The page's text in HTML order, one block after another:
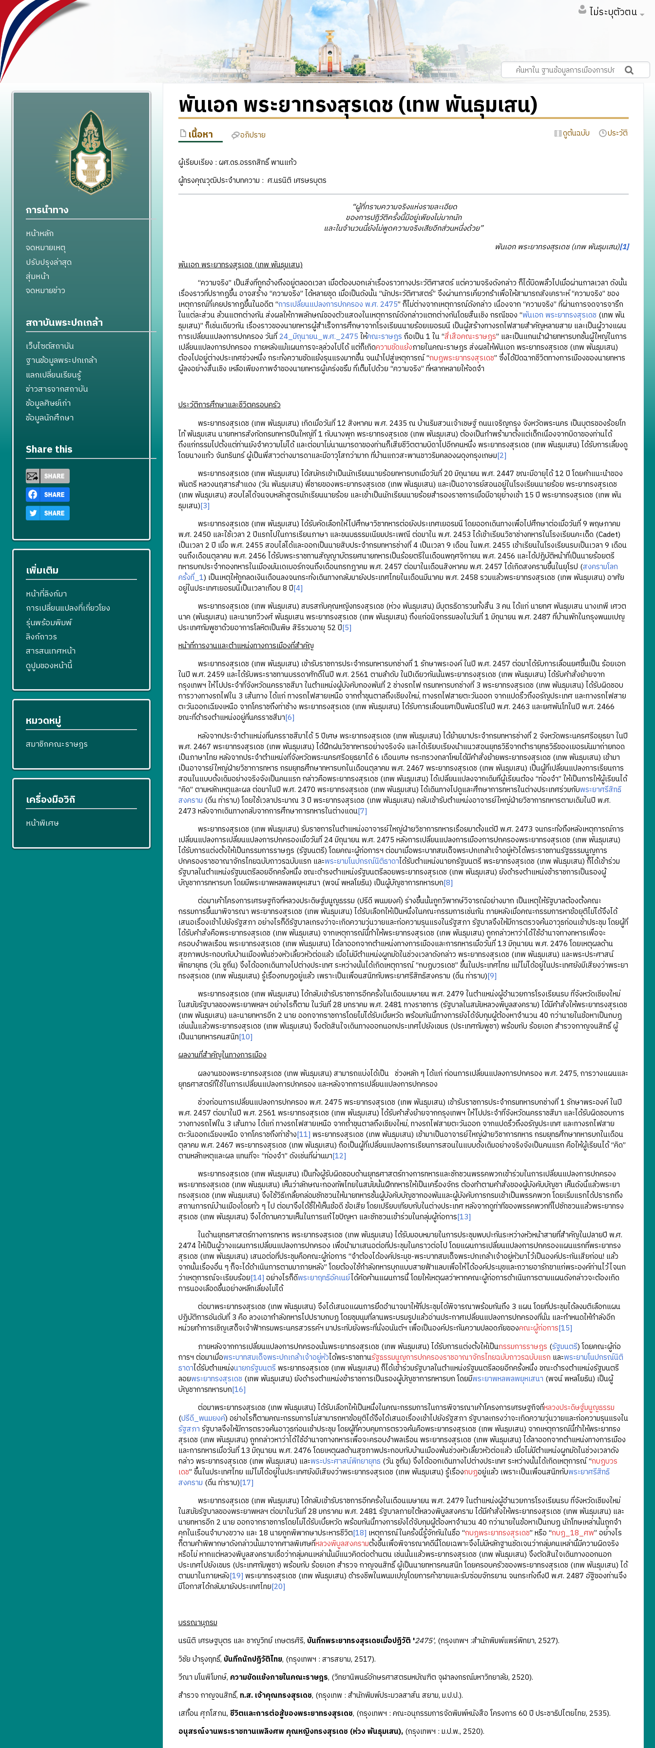
ไม่ระบุตัวตน
พันเอก พระยาทรงสุรเดช (เทพ พันธุมเสน)
เนื้อหา อภิปราย ดูต้นฉบับ ประวัติ
ผู้เรียบเรียง : ผศ.ดร.อรรถสิทธิ์ พานแก้ว
ผู้ทรงคุณวุฒิประจำบทความ : ศ.นรนิติ เศรษรบุตร
“ผู้ที่ทราบความจริงแห่งรายละเอียด
ของการปฏิวัติครั้งนี้มีอยู่เพียงไม่มากนัก
และในจำนวนนี้ยังไม่พูดความจริงเสียอีกส่วนหนึ่งด้วย”
พันเอก พระยาทรงสุรเดช (เทพ พันธุมเสน)[1]
พันเอก พระยาทรงสุรเดช (เทพ พันธุมเสน)
“ความจริง” เป็นสิ่งที่ถูกอ้างถึงอยู่ตลอดเวลา เมื่อต้องบอกเล่าเรื่องราวทางประวัติศาสตร์ แต่ความจริงดังกล่าว ก็ได้บิดพลิ้วไปเมื่อผ่านกาลเวลา ดังนั้น
เรื่องราวที่ปรากฏขึ้น อาจสร้าง “ความจริง” ได้หลายชุด เมื่อเป็นดังนั้น “นักประวัติศาสตร์” จึงผ่านการเคี่ยวกรำเพื่อให้สามารถสังเคราะห์ “ความจริง” ของ
เหตุการณ์ที่เคยปรากฏขึ้นในอดีต “การเปลี่ยนแปลงการปกครอง พ.ศ. 2475” ก็ไม่ต่างจากเหตุการณ์ดังกล่าว เนื่องจาก “ความจริง” ที่ผ่านการจดจารจารึก
ในแต่ละส่วน ล้วนแตกต่างกัน ส่งผลให้ภาพลักษณ์ของตัวแสดงในเหตุการณ์ดังกล่าวแตกต่างกันโดยสิ้นเชิง กรณีของ “พันเอก พระยาทรงสุรเดช (เทพ พัน
ธุมเสน)” ก็เช่นเดียวกัน เรื่องราวของนายทหารผู้สำเร็จการศึกษาจากโรงเรียนนายร้อยเยอรมนี เป็นผู้สร้างทางรถไฟสายสำคัญหลายสาย และเป็นผู้วางแผน
การเปลี่ยนแปลงการปกครอง วันที่ 24_มิถุนายน_พ.ศ._2475 ให้คณะราษฎร ถือเป็น 1 ใน “สี่เสือคณะราษฎร” และเป็นแกนนำฝ่ายทหารบกชั้นผู้ใหญ่ในการ
เปลี่ยนแปลงการปกครอง ภายหลังแม้แผนการจะลุล่วงไปได้ แต่ก็เกิดความขัดแย้งภายในคณะราษฎร ส่งผลให้พันเอก พระยาทรงสุรเดช (เทพ พันธุมเสน)
ต้องไปอยู่ต่างประเทศช่วงหนึ่ง กระทั่งความขัดแย้งรุนแรงมากขึ้น จนนำไปสู่เหตุการณ์ “กบฏพระยาทรงสุรเดช” ซึ่งได้ปิดฉากชีวิตทางการเมืองของนายทหาร
ผู้ลงอย่างสิ้นเชิง เหลือเพียงภาพจำของนายทหารผู้เคร่งขรึม ที่เต็มไปด้วย “ความจริง” ที่หลากหลายให้จดจำ
ประวัติการศึกษาและชีวิตครอบครัว
พระยาทรงสุรเดช (เทพ พันธุมเสน) เกิดเมื่อวันที่ 12 สิงหาคม พ.ศ. 2435 ณ บ้านริมสวนเจ้าเชษฐ์ ถนนเจริญกรุง จังหวัดพระนคร เป็นบุตรของร้อยโท
ไท้ พันธุมเสน นายทหารสังกัดกรมทหารปืนใหญ่ที่ 1 กับนางพุก พระยาทรงสุรเดช (เทพ พันธุมเสน) ต้องเป็นกำพร้ามาตั้งแต่เด็กเนื่องจากบิดาของท่านได้
ถึงแก่กรรมไปตั้งแต่ท่านยังจำความไม่ได้ และต่อมาไม่นานมารดาของท่านก็เสียชีวิตตามบิดาไปอีกคนหนึ่ง พระยาทรงสุรเดช (เทพ พันธุมเสน) ได้รับการเลี้ยงดู
โดยนางแก้ว จันทรินทร์ ผู้เป็นพี่สาวต่างมารดาและมีอาวุโสกว่ามาก ที่บ้านแถวสะพานขาวริมคลองผดุงกรุงเกษม[2]
พระยาทรงสุรเดช (เทพ พันธุมเสน) ได้สมัครเข้าเป็นนักเรียนนายร้อยทหารบกเมื่อวันที่ 20 มิถุนายน พ.ศ. 2447 ขณะมีอายุได้ 12 ปี โดยคำแนะนำของ
พันตรี หลวงนฤสารสำแดง (วัน พันธุมเสน) พี่ชายของพระยาทรงสุรเดช (เทพ พันธุมเสน) และเป็นอาจารย์สอนอยู่ในโรงเรียนนายร้อย พระยาทรงสุรเดช
(เทพ พันธุมเสน) สอบไล่ได้จนจบหลักสูตรนักเรียนนายร้อย และเข้าเป็นนักเรียนนายร้อยสำรองราชการเมื่อมีอายุย่างเข้า 15 ปี พระยาทรงสุรเดช (เทพ พัน
ธุมเสน)[3]
พระยาทรงสุรเดช (เทพ พันธุมเสน) ได้รับคัดเลือกให้ไปศึกษาวิชาทหารต่อยังประเทศเยอรมนี โดยออกเดินทางเพื่อไปศึกษาต่อเมื่อวันที่ 9 พฤษภาคม
พ.ศ. 2450 และใช้เวลา 2 ปีแรกไปในการเรียนภาษา และขนบธรรมเนียมประเพณี ต่อมาใน พ.ศ. 2453 ได้เข้าเรียนวิชาช่างทหารในโรงเรียนคะเด็ด (Cadet)
เป็นเวลา 2 ปี เมื่อ พ.ศ. 2455 สอบไล่ได้และออกเป็นนายสิบประจำกรมทหารช่างที่ 4 เป็นเวลา 9 เดือน ในพ.ศ. 2455 เข้าเรียนในโรงเรียนรบเป็นเวลา 9 เดือน
จนถึงเดือนตุลาคม พ.ศ. 2456 ได้รับพระราชทานสัญญาบัตรยศนายทหารเป็นร้อยตรีในเดือนพฤศจิกายน พ.ศ. 2456 และได้ปฏิบัติหน้าที่เป็นนายร้อยตรี
ทหารบกประจำกองทหารในเมืองมันเดเบอร์กจนถึงเดือนกรกฎาคม พ.ศ. 2457 ต่อมาในเดือนสิงหาคม พ.ศ. 2457 ได้เกิดสงครามขึ้นในยุโรป (สงครามโลก
ครั้งที่_1) เป็นเหตุให้ถูกลดเงินเดือนลงจนกระทั่งเดินทางกลับมายังประเทศไทยในเดือนมีนาคม พ.ศ. 2458 รวมแล้วพระยาทรงสุรเดช (เทพ พันธุมเสน) อาศัย
อยู่ในประเทศเยอรมนีเป็นเวลาเกือบ 8 ปี[4]
พระยาทรงสุรเดช (เทพ พันธุมเสน) สมรสกับคุณหญิงทรงสุรเดช (ห่วง พันธุมเสน) มีบุตรธิดารวมทั้งสิ้น 3 คน ได้แก่ นายทศ พันธุมเสน นางเทพี เศวต
นาค (พันธุมเสน) และนายทวีวงศ์ พันธุมเสน พระยาทรงสุรเดช (เทพ พันธุมเสน) ถึงแก่อนิจกรรมลงในวันที่ 1 มิถุนายน พ.ศ. 2487 ที่บ้านพักในกรุงพนมเปญ
ประเทศกัมพูชาด้วยอาการโลหิตเป็นพิษ สิริรวมอายุ 52 ปี[5]
หน้าที่การงานและตำแหน่งทางการเมืองที่สำคัญ
พระยาทรงสุรเดช (เทพ พันธุมเสน) เข้ารับราชการประจำกรมทหารบกช่างที่ 1 รักษาพระองค์ ในปี พ.ศ. 2457 ต่อมาได้รับการเลื่อนยศขึ้นเป็น ร้อยเอก
ในปี พ.ศ. 2459 และได้รับพระราชทานบรรดาศักดิ์ในปี พ.ศ. 2561 ตามลำดับ ในปีเดียวกันนั้นพระยาทรงสุรเดช (เทพ พันธุมเสน) ได้รับคำสั่งย้ายจาก
กรุงเทพฯ ให้ไปประจำที่จังหวัดนครราชสีมา ในตำแหน่งผู้บังคับกองพันที่ 2 ช่างรถไฟ กรมทหารบกช่างที่ 3 พระยาทรงสุรเดช (เทพ พันธุมเสน) ได้รับผิดชอบ
การวางทางรถไฟใน 3 เส้นทาง ได้แก่ ทางรถไฟสายเหนือ จากถ้ำขุนตาลถึงเชียงใหม่, ทางรถไฟสายตะวันออก จากแปดริ้วถึงอรัญประเทศ และทางรถไฟสาย
ตะวันออกเฉียงเหนือ จากโคราชถึงท่าช้าง พระยาทรงสุรเดช (เทพ พันธุมเสน) ได้รับการเลื่อนยศเป็นพันตรีในปี พ.ศ. 2463 และยศพันโทในปี พ.ศ. 2466
ขณะที่ดำรงตำแหน่งอยู่ที่นครราชสีมา[6]
หลังจากประจำตำแหน่งที่นครราชสีมาได้ 5 ปีเศษ พระยาทรงสุรเดช (เทพ พันธุมเสน) ได้ย้ายมาประจำกรมทหารช่างที่ 2 จังหวัดพระนครศรีอยุธยา ในปี
พ.ศ. 2467 พระยาทรงสุรเดช (เทพ พันธุมเสน) ได้ฝึกฝนวิชาทหารอย่างจริงจัง และได้เรียบเรียงนำแนวสอนยุทธวิธีจากตำรายุทธวิธีของเยอรมันมาถ่ายทอด
เป็นภาษาไทย หลังจากประจำตำแหน่งที่จังหวัดพระนครศรีอยุธยาได้ 6 เดือนเศษ กระทรวงกลาโหมได้มีคำสั่งย้ายพระยาทรงสุรเดช (เทพ พันธุมเสน) เข้ามา
เป็นอาจารย์ใหญ่ฝ่ายวิชาการทหาร กรมยุทธศึกษาทหารบกในเดือนตุลาคม พ.ศ. 2467 พระยาทรงสุรเดช (เทพ พันธุมเสน) เป็นผู้ที่เปลี่ยนแปลงการเรียนการ
สอนในแบบดั้งเดิมอย่างจริงจังเป็นคนแรก กล่าวคือพระยาทรงสุรเดช (เทพ พันธุมเสน) ได้เปลี่ยนแปลงจากเดิมที่ผู้เรียนต้อง “ท่องจำ” ให้เป็นการให้ผู้เรียนได้
“คิด” ตามหลักเหตุและผล ต่อมาในปี พ.ศ. 2470 พระยาทรงสุรเดช (เทพ พันธุมเสน) ได้เดินทางไปดูและศึกษาการทหารในต่างประเทศร่วมกับพระยาศรีสิทธิ
สงคราม (ดิ่น ท่าราบ) โดยใช้เวลาประมาณ 3 ปี พระยาทรงสุรเดช (เทพ พันธุมเสน) กลับเข้ารับตำแหน่งอาจารย์ใหญ่ฝ่ายวิชาการทหารตามเดิมในปี พ.ศ.
2473 หลังจากเดินทางกลับจากการศึกษาการทหารในต่างแดน[7]
พระยาทรงสุรเดช (เทพ พันธุมเสน) รับราชการในตำแหน่งอาจารย์ใหญ่ฝ่ายวิชาการทหารเรื่อยมาตั้งแต่ปี พ.ศ. 2473 จนกระทั่งถึงหลังเหตุการณ์การ
เปลี่ยนแปลงการเปลี่ยนแปลงการปกครองเมื่อวันที่ 24 มิถุนายน พ.ศ. 2475 หลังการเปลี่ยนแปลงการเมืองการปกครองพระยาทรงสุรเดช (เทพ พันธุมเสน)
ได้รับการแต่งตั้งให้เป็นกรรมการราษฎร (รัฐมนตรี) โดยคณะผู้ก่อการฯ ต่อมาเมื่อพระบาทสมเด็จพระปกเกล้าเจ้าอยู่หัวได้พระราชทานรัฐธรรมนูญการ
ปกครองราชอาณาจักรไทยฉบับถาวรฉบับแรก และพระยามโนปกรณ์นิติธาดาได้รับตำแหน่งนายกรัฐมนตรี พระยาทรงสุรเดช (เทพ พันธุมเสน) ก็ได้เข้าร่วม
รัฐบาลในตำแหน่งรัฐมนตรีลอยอีกครั้งหนึ่ง ขณะดำรงตำแหน่งรัฐมนตรีลอยพระยาทรงสุรเดช (เทพ พันธุมเสน) ยังดำรงตำแหน่งข้าราชการเป็นรองผู้
บัญชาการทหารบก โดยมีพระยาพหลพลพยุหเสนา (พจน์ พหลโยธิน) เป็นผู้บัญชาการทหารบก[8]
ต่อมาเค้าโครงการเศรษฐกิจที่หลวงประดิษฐ์มนูญธรรม (ปรีดี พนมยงค์) ร่างขึ้นนั้นถูกวิพากษ์วิจารณ์อย่างมาก เป็นเหตุให้รัฐบาลต้องตั้งคณะ
กรรมการขึ้นมาพิจารณา พระยาทรงสุรเดช (เทพ พันธุมเสน) ได้รับเลือกให้เป็นหนึ่งในคณะกรรมการเช่นกัน ภายหลังเมื่อคณะกรรมการหาข้อยุติไม่ได้จึงได้
เสนอเรื่องเข้าไปยังรัฐสภา อย่างไรก็ดีรัฐบาลเกรงว่าจะเกิดความวุ่นวายและก่อความรุนแรงในรัฐสภา รัฐบาลจึงให้มีการตรวจค้นอาวุธก่อนเข้าประชุม โดยผู้ที่
ได้รับคำสั่งคือพระยาทรงสุรเดช (เทพ พันธุมเสน) จากเหตุการณ์นี้ทำให้พระยาทรงสุรเดช (เทพ พันธุมเสน) ถูกกล่าวหาว่าได้ใช้อำนาจทางทหารเพื่อจะ
ครอบงำพลเรือน พระยาทรงสุรเดช (เทพ พันธุมเสน) ได้ลาออกจากตำแหน่งทางการเมืองและการทหารเมื่อวันที่ 13 มิถุนายน พ.ศ. 2476 โดยเหตุผลด้าน
สุขภาพประกอบกับบ้านเมืองพ้นช่วงหัวเลี้ยวหัวต่อแล้ว เมื่อไม่มีตำแหน่งผูกมัดในช่วงเวลาดังกล่าว พระยาทรงสุรเดช (เทพ พันธุมเสน) และพระประศาสน์
พิทยายุทธ (วัน ชูถิ่น) จึงได้ออกเดินทางไปต่างประเทศ ระหว่างนั้นได้เกิดเหตุการณ์ “กบฏบวรเดช” ขึ้นในประเทศไทย แม้ไม่ได้อยู่ในประเทศยังมีเสียงว่าพระยา
ทรงสุรเดช (เทพ พันธุมเสน) รู้เรื่องกบฏอยู่แล้ว เพราะเป็นเพื่อนสนิทกับพระยาศรีสิทธิสงคราม (ดิ่น ท่าราบ)[9]
พระยาทรงสุรเดช (เทพ พันธุมเสน) ได้กลับเข้ารับราชการอีกครั้งในเดือนเมษายน พ.ศ. 2479 ในตำแหน่งผู้อำนวยการโรงเรียนรบ ที่จังหวัดเชียงใหม่
ในสมัยรัฐบาลของพระยาพหลฯ อย่างไรก็ตาม ในวันที่ 28 มกราคม พ.ศ. 2481 ทางราชการ (รัฐบาลในสมัยหลวงพิบูลสงคราม) ได้มีคำสั่งให้พระยาทรงสุรเดช
(เทพ พันธุมเสน) และนายทหารอีก 2 นาย ออกจากราชการโดยไม่ได้รับเบี้ยหวัด พร้อมกันนี้ทางการยังได้จับกุมผู้ต้องหาจำนวน 40 กว่านายในข้อหาเป็นกบฏ
เช่นนั้นแล้วพระยาทรงสุรเดช (เทพ พันธุมเสน) จึงตัดสินใจเดินทางออกนอกประเทศไปยังเขมร (ประเทศกัมพูชา) พร้อมกับ ร้อยเอก สำรวจกาญจนสิทธิ์ ผู้
เป็นนายทหารคนสนิท[10]
ผลงานที่สำคัญในทางการเมือง
ผลงานของพระยาทรงสุรเดช (เทพ พันธุมเสน) สามารถแบ่งได้เป็น ช่วงหลัก ๆ ได้แก่ ก่อนการเปลี่ยนแปลงการปกครอง พ.ศ. 2475, การวางแผนและ
ยุทธศาสตร์ที่ใช้ในการเปลี่ยนแปลงการปกครอง และหลังจากการเปลี่ยนแปลงการปกครอง
ช่วงก่อนการเปลี่ยนแปลงการปกครอง พ.ศ. 2475 พระยาทรงสุรเดช (เทพ พันธุมเสน) เข้ารับราชการประจำกรมทหารบกช่างที่ 1 รักษาพระองค์ ในปี
พ.ศ. 2457 ต่อมาในปี พ.ศ. 2561 พระยาทรงสุรเดช (เทพ พันธุมเสน) ได้รับคำสั่งย้ายจากกรุงเทพฯ ให้ไปประจำที่จังหวัดนครราชสีมา และได้รับผิดชอบการ
วางทางรถไฟใน 3 เส้นทาง ได้แก่ ทางรถไฟสายเหนือ จากถ้ำขุนตาลถึงเชียงใหม่, ทางรถไฟสายตะวันออก จากแปดริ้วถึงอรัญประเทศ และทางรถไฟสาย
ตะวันออกเฉียงเหนือ จากโคราชถึงท่าช้าง[11] พระยาทรงสุรเดช (เทพ พันธุมเสน) เข้ามาเป็นอาจารย์ใหญ่ฝ่ายวิชาการทหาร กรมยุทธศึกษาทหารบกในเดือน
ตุลาคม พ.ศ. 2467 พระยาทรงสุรเดช (เทพ พันธุมเสน) ถือเป็นผู้ที่เปลี่ยนแปลงการเรียนการสอนในแบบดั้งเดิมอย่างจริงจังเป็นคนแรก คือให้ผู้เรียนได้ “คิด”
ตามหลักเหตุและผล แทนที่จะ “ท่องจำ” ดังเช่นที่ผ่านมา[12]
พระยาทรงสุรเดช (เทพ พันธุมเสน) เป็นทั้งผู้รับผิดชอบด้านยุทธศาสตร์ทางการทหารและชักชวนพรรคพวกเข้าร่วมในการเปลี่ยนแปลงการปกครอง
พระยาทรงสุรเดช (เทพ พันธุมเสน) เห็นว่าลักษณะกองทัพไทยในสมัยนั้นฝึกทหารให้เป็นเครื่องจักร ต้องทำตามคำสั่งของผู้บังคับบัญชา เห็นดังนี้แล้วพระยา
ทรงสุรเดช (เทพ พันธุมเสน) จึงใช้วิธีเกลี้ยกล่อมชักชวนให้นายทหารชั้นผู้บังคับบัญชากองพันและผู้บังคับการกรมเข้าเป็นพรรคพวก โดยเริ่มแรกได้ปรารภถึง
สถานการณ์บ้านเมืองโดยทั่ว ๆ ไป ต่อมาจึงได้ชี้ให้เห็นข้อดี ข้อเสีย โดยเปรียบเทียบกับในต่างประเทศ หลังจากดูท่าทีของพรรคพวกที่ไปชักชวนแล้วพระยาทรง
สุรเดช (เทพ พันธุมเสน) จึงได้ถามความเห็นในการแก้ไขปัญหา และชักชวนเข้าร่วมในกลุ่มผู้ก่อการ[13]
ในด้านยุทธศาสตร์ทางการทหาร พระยาทรงสุรเดช (เทพ พันธุมเสน) ได้รับมอบหมายในการประชุมพบปะกันระหว่างหัวหน้าสายที่สำคัญในปลายปี พ.ศ.
2474 ให้เป็นผู้วางแผนการเปลี่ยนแปลงการปกครอง เพื่อนำมาเสนอต่อที่ประชุมในคราวต่อไป โดยแผนการเปลี่ยนแปลงการปกครองแผนแรกที่พระยาทรง
สุรเดช (เทพ พันธุมเสน) เสนอต่อที่ประชุมคือคณะผู้ก่อการ “จำต้องได้องค์ประมุข-พระบาทสมเด็จพระปกเกล้าเจ้าอยู่หัวมาไว้เป็นองค์ประกันเสียก่อน! แล้ว
จากนั้นเรื่องอื่น ๆ ก็จะได้ดำเนินการตามมาภายหลัง” โดยต้องใช้กำลังทหารบุกแบบสายฟ้าแลบเพื่อให้ได้องค์ประมุขและถวายอารักขาแก่พระองค์ท่านไว้ไจนก
ว่าเหตุการณ์จะเรียบร้อย[14] อย่างไรก็ดีพระยาฤทธิอัคเนย์ได้คัดค้านแผนการนี้ โดยให้เหตุผลว่าหากคณะผู้ก่อการดำเนินการตามแผนดังกล่าวจะต้องเกิด
การนองเลือดขึ้นอย่างหลีกเลี่ยงไม่ได้
ต่อมาพระยาทรงสุรเดช (เทพ พันธุมเสน) จึงได้เสนอแผนการยึดอำนาจมาให้ที่ประชุมได้พิจารณาพร้อมกันถึง 3 แผน โดยที่ประชุมได้ลงมติเลือกแผน
ปฏิบัติการอันดับที่ 3 คือ ลวงเอากำลังทหารไปปราบกบฏ โดยชุมนุมที่ลานพระบรมรูปแล้วอ่านประกาศเปลี่ยนแปลงการปกครองที่นั่น และกำหนดให้กำลังอีก
หน่วยทำการเชิญเสด็จเจ้าฟ้ากรมพระนครสวรรค์ฯ มาประทับยังพระที่นั่งอนันต์ฯ เพื่อเป็นองค์ประกันความปลอดภัยของคณะผู้ก่อการ[15]
ภายหลังจากการเปลี่ยนแปลงการปกครองนั้นพระยาทรงสุรเดช (เทพ พันธุมเสน) ได้รับการแต่งตั้งให้เป็นกรรมการราษฎร (รัฐมนตรี) โดยคณะผู้ก่อ
การฯ ต่อมาเมื่อพระบาทสมเด็จพระปกเกล้าเจ้าอยู่หัวได้พระราชทานรัฐธรรมนูญการปกครองราชอาณาจักรไทยฉบับถาวรฉบับแรก และพระยามโนปกรณ์นิติ
ธาดาได้รับตำแหน่งนายกรัฐมนตรี พระยาทรงสุรเดช (เทพ พันธุมเสน) ก็ได้เข้าร่วมรัฐบาลในตำแหน่งรัฐมนตรีลอยอีกครั้งหนึ่ง ขณะดำรงตำแหน่งรัฐมนตรี
ลอยพระยาทรงสุรเดช (เทพ พันธุมเสน) ยังดำรงตำแหน่งข้าราชการเป็นรองผู้บัญชาการทหารบก โดยมีพระยาพหลพลพยุหเสนา (พจน์ พหลโยธิน) เป็นผู้
บัญชาการทหารบก[16]
ต่อมาพระยาทรงสุรเดช (เทพ พันธุมเสน) ได้รับเลือกให้เป็นหนึ่งในคณะกรรมการในการพิจารณาเค้าโครงการเศรษฐกิจที่หลวงประดิษฐ์มนูญธรรม
(ปรีดี_พนมยงค์) อย่างไรก็ตามคณะกรรมการไม่สามารถหาข้อยุติได้จึงได้เสนอเรื่องเข้าไปยังรัฐสภา รัฐบาลเกรงว่าจะเกิดความวุ่นวายและก่อความรุนแรงใน
รัฐสภา รัฐบาลจึงให้มีการตรวจค้นอาวุธก่อนเข้าประชุม โดยผู้ที่ควบคุมการตรวจค้นคือพระยาทรงสุรเดช (เทพ พันธุมเสน) จากเหตุการณ์นี้ทำให้พระยาทรง
สุรเดช (เทพ พันธุมเสน) ถูกกล่าวหาว่าได้ใช้อำนาจทางทหารเพื่อจะครอบงำพลเรือน พระยาทรงสุรเดช (เทพ พันธุมเสน) ได้ลาออกจากตำแหน่งทางการเมือง
และการทหารเมื่อวันที่ 13 มิถุนายน พ.ศ. 2476 โดยเหตุผลด้านสุขภาพประกอบกับบ้านเมืองพ้นช่วงหัวเลี้ยวหัวต่อแล้ว เมื่อไม่มีตำแหน่งผูกมัดในช่วงเวลาดัง
กล่าว พระยาทรงสุรเดช (เทพ พันธุมเสน) และพระประศาสน์พิทยายุทธ (วัน ชูถิ่น) จึงได้ออกเดินทางไปต่างประเทศ ระหว่างนั้นได้เกิดเหตุการณ์ “กบฏบวร
เดช” ขึ้นในประเทศไทย แม้ไม่ได้อยู่ในประเทศยังมีเสียงว่าพระยาทรงสุรเดช (เทพ พันธุมเสน) รู้เรื่องกบฏอยู่แล้ว เพราะเป็นเพื่อนสนิทกับพระยาศรีสิทธิ
สงคราม (ดิ่น ท่าราบ)[17]
พระยาทรงสุรเดช (เทพ พันธุมเสน) ได้กลับเข้ารับราชการอีกครั้งในเดือนเมษายน พ.ศ. 2479 ในตำแหน่งผู้อำนวยการโรงเรียนรบ ที่จังหวัดเชียงใหม่
ในสมัยรัฐบาลของพระยาพหลฯ ต่อมาในวันที่ 28 มกราคม พ.ศ. 2481 รัฐบาลภายใต้หลวงพิบูลสงคราม ได้มีคำสั่งให้พระยาทรงสุรเดช (เทพ พันธุมเสน) และ
นายทหารอีก 2 นาย ออกจากราชการโดยไม่ได้รับเบี้ยหวัด พร้อมกันนี้ทางการยังได้จับกุมผู้ต้องหาจำนวน 40 กว่านายในข้อหาเป็นกบฏ นักโทษเหล่านั้นถูกจำ
คุกในเรือนจำบางขวาง และ 18 นายถูกพิพากษาประหารชีวิต[18] เหตุการณ์ในครั้งนี้รู้จักกันในชื่อ “กบฏพระยาทรงสุรเดช” หรือ “กบฏ_18_ศพ” อย่างไร
ก็ตามคำพิพากษาดังกล่าวนั้นมาจากศาลพิเศษที่หลวงพิบูลสงครามตั้งขึ้นเพื่อพิจารณาคดีนี้โดยเฉพาะจึงไม่มีหลักฐานชัดเจนว่ากลุ่มคนเหล่านี้มีความผิดจริง
หรือไม่ หากแต่หลวงพิบูลสงครามเชื่อว่ากลุ่มคนเหล่านั้นมีแนวคิดต่อต้านตน เช่นนั้นแล้วพระยาทรงสุรเดช (เทพ พันธุมเสน) จึงตัดสินใจเดินทางออกนอก
ประเทศไปยังเขมร (ประเทศกัมพูชา) พร้อมกับ ร้อยเอก สำรวจ กาญจนสิทธิ์ ผู้เป็นนายทหารคนสนิท โดยครอบครัวของพระยาทรงสุรเดช (เทพ พันธุมเสน) ได้
ตามมาในภายหลัง[19] พระยาทรงสุรเดช (เทพ พันธุมเสน) ดำรงชีพในพนมเปญโดยการค้าขายและรับซ่อมจักรยาน จนกระทั่งถึงปี พ.ศ. 2487 อัฐิของท่านจึง
มีโอกาสได้กลับมายังประเทศไทย[20]
บรรณานุกรม
นรนิติ เศรษฐบุตร และ ชาญวิทย์ เกษตรศิริ, บันทึกพระยาทรงสุรเดชเมื่อปฏิวัติ '2475', (กรุงเทพฯ :สำนักพิมพ์แพร่พิทยา, 2527).
วิชัย บำรุงฤทธิ์, บันทึกนักปฏิวัติไทย, (กรุงเทพฯ : สารสยาม, 2517).
วีณา มโนพิโมกษ์, ความขัดแย้งภายในคณะราษฎร, (วิทยานิพนธ์อักษรศาสตรมหบัณฑิต จุฬาลงกรณ์มหาวิทยาลัย, 2520).
สำรวจ กาญจนสิทธิ์, ท.ส. เจ้าคุณทรงสุรเดช, (กรุงเทพ : สำนักพิมพ์ประมวลสาส์น สยาม, ม.ป.ป.).
เสทื้อน ศุภโสภน, ชีวิตและการต่อสู้ของพระยาทรงสุรเดช, (กรุงเทพฯ : คณะอนุกรรมการจัดพิมพ์หนังสือ โครงการ 60 ปี ประชาธิปไตยไทย, 2535).
อนุสรณ์งานพระราชทานเพลิงศพ คุณหญิงทรงสุรเดช (ห่วง พันธุมเสน),(กรุงเทพฯ : ม.ป.พ., 2520).
การนำทาง
หน้าหลัก
จดหมายเหตุ
ปรับปรุงล่าสุด
สุ่มหน้า
จดหมายข่าว
สถาบันพระปกเกล้า
เว็บไซต์สถาบัน
ฐานข้อมูลพระปกเกล้า
แลกเปลี่ยนเรียนรู้
ข่าวสารจากสถาบัน
ข้อมูลศิษย์เก่า
ข้อมูลนักศึกษา
Share this
เพิ่มเติม
หน้าที่ลิงก์มา
การเปลี่ยนแปลงที่เกี่ยวโยง
รุ่นพร้อมพิมพ์
ลิงก์ถาวร
สารสนเทศหน้า
ดูปูมของหน้านี้
หมวดหมู่
สมาชิกคณะราษฎร
เครื่องมือวิกิ
หน้าพิเศษ